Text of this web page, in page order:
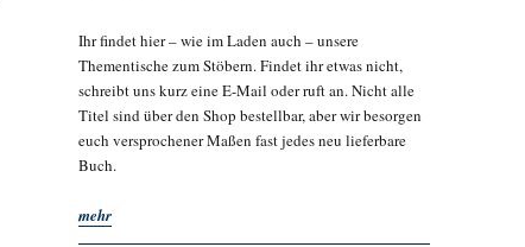
Ihr findet hier – wie im Laden auch – unsere
Thementische zum Stöbern. Findet ihr etwas nicht,
schreibt uns kurz eine E-Mail oder ruft an. Nicht alle
Titel sind über den Shop bestellbar, aber wir besorgen
euch versprochener Maßen fast jedes neu lieferbare
Buch.
mehr